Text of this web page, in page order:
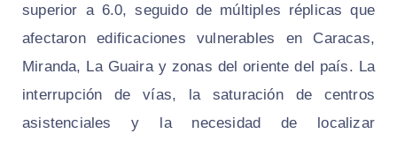
superior a 6.0, seguido de múltiples réplicas que
afectaron edificaciones vulnerables en Caracas,
Miranda, La Guaira y zonas del oriente del país. La
interrupción de vías, la saturación de centros
asistenciales y la necesidad de localizar